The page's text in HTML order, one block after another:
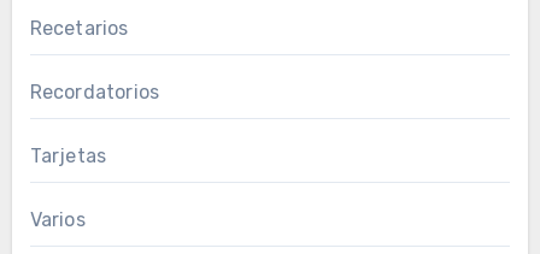
Recetarios
Recordatorios
Tarjetas
Varios